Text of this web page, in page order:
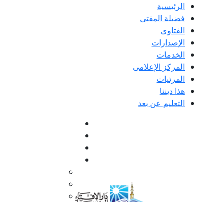
الرئيسية
فضيلة المفتى
الفتاوى
الإصدارات
الخدمات
المركز الإعلامى
المرئيات
هذا ديننا
التعليم عن بعد